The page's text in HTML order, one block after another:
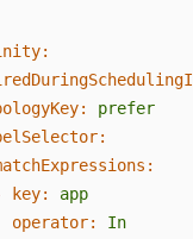
prefer
key:
app
operator:
In